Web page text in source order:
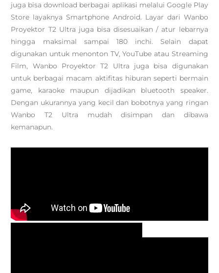
juga bisa download berbagai aplikasi melalui Google Play
Store layaknya Smartphone Android. Layar dari Wanbo
Proyektor T2 Ultra juga bisa disesuaikan / atur lebarnya
hingga maksimal sampai 180 inchi. Selain dapat
digunakan untuk menonton TV, YouTube atau Streaming
Film, Wanbo Proyektor T2 Ultra juga bisa digunakan
untuk berbagai macam aktifitas hiburan seperti bermain
game, karaoke maupun dijadikan bluetooth speaker.
Dengan ukurannya yang kecil dan bobotnya yang ringan
Wanbo T2 Ultra mudah disimpan dan dibawa
kemanapun.